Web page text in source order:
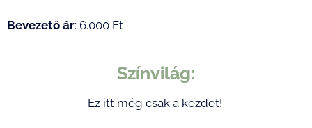
Bevezető ár: 6.000 Ft
Színvilág:
Ez itt még csak a kezdet!